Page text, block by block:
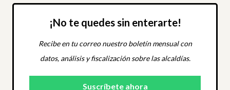
¡No te quedes sin enterarte!
Recibe en tu correo nuestro boletín mensual con
datos, análisis y fiscalización sobre las alcaldías.